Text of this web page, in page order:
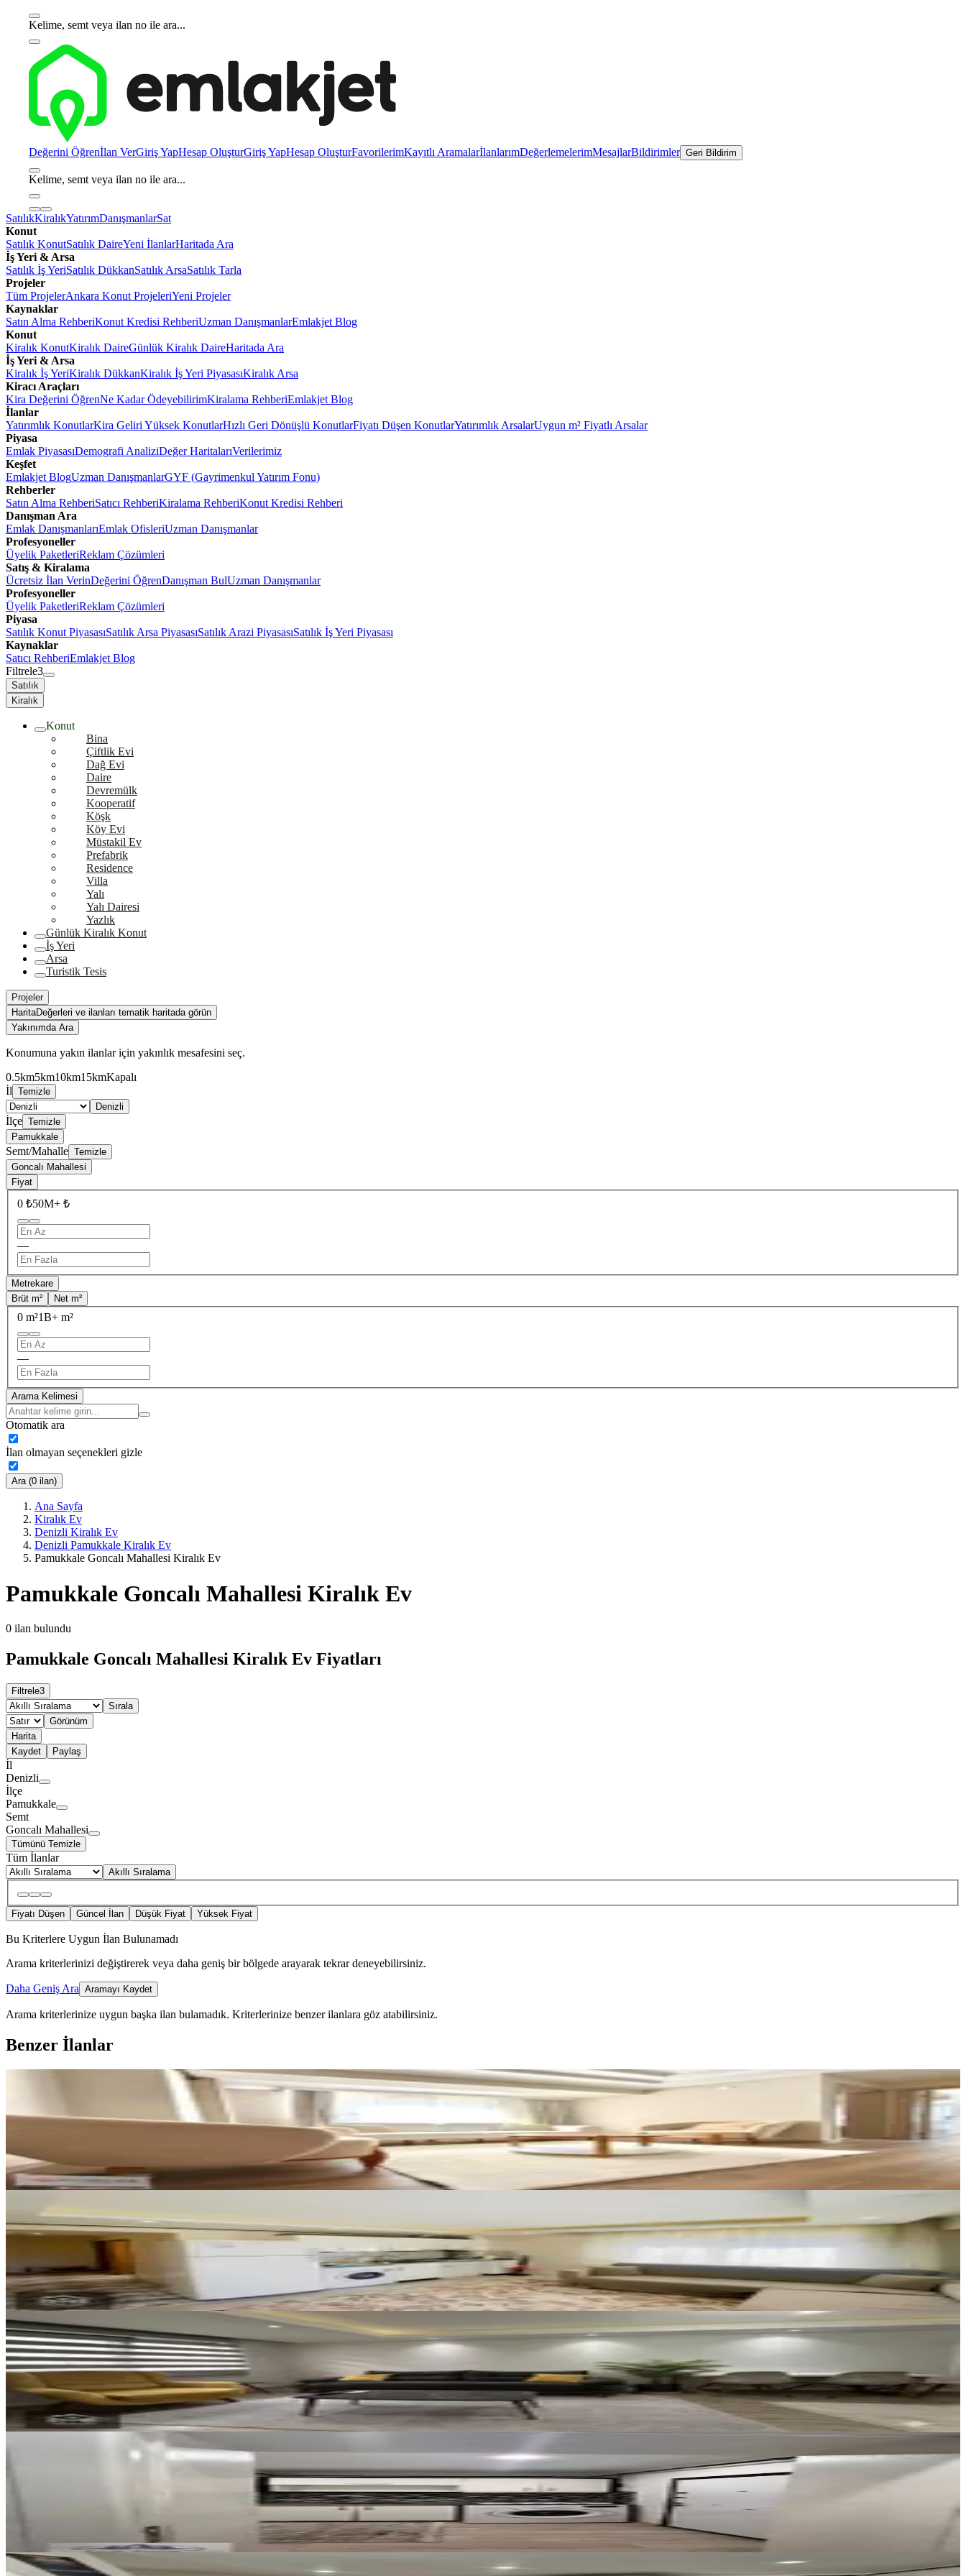
Kelime, semt veya ilan no ile ara...
Değerini Öğrenİlan VerGiriş YapHesap OluşturGiriş YapHesap OluşturFavorilerimKayıtlı AramalarİlanlarımDeğerlemelerimMesajlarBildirimler Geri Bildirim
Kelime, semt veya ilan no ile ara...
SatılıkKiralıkYatırımDanışmanlarSat
Konut
Satılık KonutSatılık DaireYeni İlanlarHaritada Ara
İş Yeri & Arsa
Satılık İş YeriSatılık DükkanSatılık ArsaSatılık Tarla
Projeler
Tüm ProjelerAnkara Konut ProjeleriYeni Projeler
Kaynaklar
Satın Alma RehberiKonut Kredisi RehberiUzman DanışmanlarEmlakjet Blog
Konut
Kiralık KonutKiralık DaireGünlük Kiralık DaireHaritada Ara
İş Yeri & Arsa
Kiralık İş YeriKiralık DükkanKiralık İş Yeri PiyasasıKiralık Arsa
Kiracı Araçları
Kira Değerini ÖğrenNe Kadar ÖdeyebilirimKiralama RehberiEmlakjet Blog
İlanlar
Yatırımlık KonutlarKira Geliri Yüksek KonutlarHızlı Geri Dönüşlü KonutlarFiyatı Düşen KonutlarYatırımlık ArsalarUygun m² Fiyatlı Arsalar
Piyasa
Emlak PiyasasıDemografi AnaliziDeğer HaritalarıVerilerimiz
Keşfet
Emlakjet BlogUzman DanışmanlarGYF (Gayrimenkul Yatırım Fonu)
Rehberler
Satın Alma RehberiSatıcı RehberiKiralama RehberiKonut Kredisi Rehberi
Danışman Ara
Emlak DanışmanlarıEmlak OfisleriUzman Danışmanlar
Profesyoneller
Üyelik PaketleriReklam Çözümleri
Satış & Kiralama
Ücretsiz İlan VerinDeğerini ÖğrenDanışman BulUzman Danışmanlar
Profesyoneller
Üyelik PaketleriReklam Çözümleri
Piyasa
Satılık Konut PiyasasıSatılık Arsa PiyasasıSatılık Arazi PiyasasıSatılık İş Yeri Piyasası
Kaynaklar
Satıcı RehberiEmlakjet Blog
Filtrele3
Satılık
Kiralık
Konut
Bina
Çiftlik Evi
Dağ Evi
Daire
Devremülk
Kooperatif
Köşk
Köy Evi
Müstakil Ev
Prefabrik
Residence
Villa
Yalı
Yalı Dairesi
Yazlık
Günlük Kiralık Konut
İş Yeri
Arsa
Turistik Tesis
Projeler
HaritaDeğerleri ve ilanları tematik haritada görün
Yakınımda Ara
Konumuna yakın ilanlar için yakınlık mesafesini seç.
0.5km5km10km15kmKapalı
İl Temizle
Denizli
İlçe Temizle
Pamukkale
Semt/Mahalle Temizle
Goncalı Mahallesi
Fiyat
0 ₺50M+ ₺
—
Metrekare
Brüt m²
Net m²
0 m²1B+ m²
—
Arama Kelimesi
Otomatik ara
İlan olmayan seçenekleri gizle
Ara (0 ilan)
Ana Sayfa
Kiralık Ev
Denizli Kiralık Ev
Denizli Pamukkale Kiralık Ev
Pamukkale Goncalı Mahallesi Kiralık Ev
Pamukkale Goncalı Mahallesi Kiralık Ev
0 ilan bulundu
Pamukkale Goncalı Mahallesi Kiralık Ev Fiyatları
Filtrele3
Sırala
Görünüm
Harita
Kaydet
Paylaş
İl
Denizli
İlçe
Pamukkale
Semt
Goncalı Mahallesi
Tümünü Temizle
Tüm İlanlar
Akıllı Sıralama
Fiyatı Düşen Güncel İlan Düşük Fiyat Yüksek Fiyat
Bu Kriterlere Uygun İlan Bulunamadı
Arama kriterlerinizi değiştirerek veya daha geniş bir bölgede arayarak tekrar deneyebilirsiniz.
Daha Geniş Ara Aramayı Kaydet
Arama kriterlerinize uygun başka ilan bulamadık. Kriterlerinize benzer ilanlara göz atabilirsiniz.
Benzer İlanlar
Üniversiteye Yakın Kiralık Eşyalı Stüdyo 2+1 Açık Mutfak Daire
Pamukkale, Zeytinköy Mahallesi
30.000 ₺
AYBÜKE GAYRİMENKUL Abdullah Tercan
Ara
Pamukkale, Asmalıevler Mahallesi
1+1
14.500 ₺
Ara
YENİ
Mercan'dan Forum Çamlık Avm Yakını 2+1 Eşyalı Apart !!
Pamukkale, Kınıklı Mahallesi
2+1·75 m²·2. Kat·07.08.2026
24.000 ₺
MERCAN GAYRİMENKULAli Can Eryılmaz
Denizli Hacı Kaplanllar Mh. Kiralık Apart
Pamukkale, Hacıkaplanlar Mahallesi
·07.08.2026
14.000 ₺
Yakup Çatalok
YENİ
Bahtiyar PEHLİVAN